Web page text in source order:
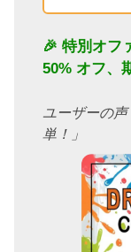
🎉 特別オフ
50% オフ、
ユーザーの
単！」